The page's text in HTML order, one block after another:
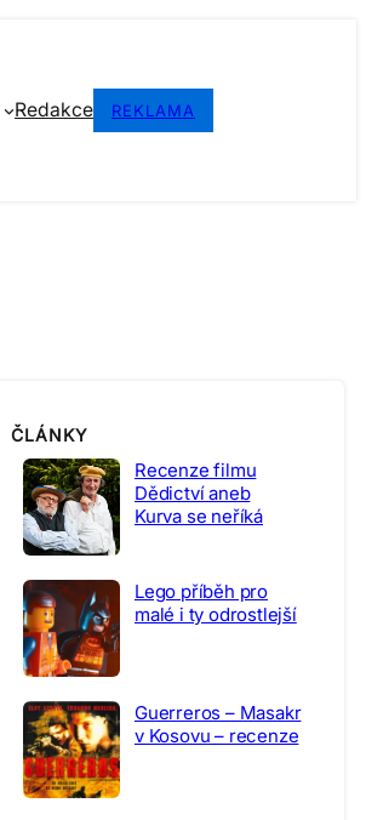
Redakce REKLAMA
ČLÁNKY
Recenze filmu
Dědictví aneb
Kurva se neříká
Lego příběh pro
malé i ty odrostlejší
Guerreros – Masakr
v Kosovu – recenze